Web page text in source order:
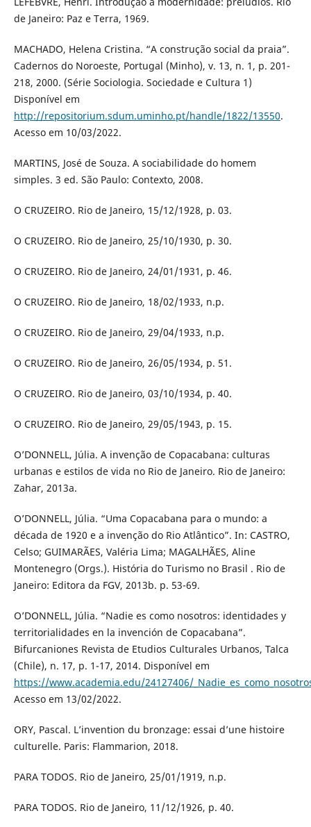
de Janeiro: Paz e Terra, 1969.
MACHADO, Helena Cristina. “A construção social da praia”.
Cadernos do Noroeste, Portugal (Minho), v. 13, n. 1, p. 201-
218, 2000. (Série Sociologia. Sociedade e Cultura 1)
Disponível em
http://repositorium.sdum.uminho.pt/handle/1822/13550.
Acesso em 10/03/2022.
MARTINS, José de Souza. A sociabilidade do homem
simples. 3 ed. São Paulo: Contexto, 2008.
O CRUZEIRO. Rio de Janeiro, 15/12/1928, p. 03.
O CRUZEIRO. Rio de Janeiro, 25/10/1930, p. 30.
O CRUZEIRO. Rio de Janeiro, 24/01/1931, p. 46.
O CRUZEIRO. Rio de Janeiro, 18/02/1933, n.p.
O CRUZEIRO. Rio de Janeiro, 29/04/1933, n.p.
O CRUZEIRO. Rio de Janeiro, 26/05/1934, p. 51.
O CRUZEIRO. Rio de Janeiro, 03/10/1934, p. 40.
O CRUZEIRO. Rio de Janeiro, 29/05/1943, p. 15.
O’DONNELL, Júlia. A invenção de Copacabana: culturas
urbanas e estilos de vida no Rio de Janeiro. Rio de Janeiro:
Zahar, 2013a.
O’DONNELL, Júlia. “Uma Copacabana para o mundo: a
década de 1920 e a invenção do Rio Atlântico”. In: CASTRO,
Celso; GUIMARÃES, Valéria Lima; MAGALHÃES, Aline
Montenegro (Orgs.). História do Turismo no Brasil . Rio de
Janeiro: Editora da FGV, 2013b. p. 53-69.
O’DONNELL, Júlia. “Nadie es como nosotros: identidades y
territorialidades en la invención de Copacabana”.
Bifurcaniones Revista de Etudios Culturales Urbanos, Talca
(Chile), n. 17, p. 1-17, 2014. Disponível em
https://www.academia.edu/24127406/
Acesso em 13/02/2022.
ORY, Pascal. L’invention du bronzage: essai d’une histoire
culturelle. Paris: Flammarion, 2018.
PARA TODOS. Rio de Janeiro, 25/01/1919, n.p.
PARA TODOS. Rio de Janeiro, 11/12/1926, p. 40.